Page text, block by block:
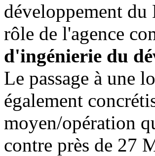
développement
rôle de l'agence
d'ingénierie du
Le passage à une
également
moyen/opération
contre près de 27